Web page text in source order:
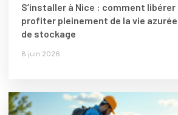
S’installer à Nice : comment libérer
profiter pleinement de la vie
de stockage
8 juin 2026